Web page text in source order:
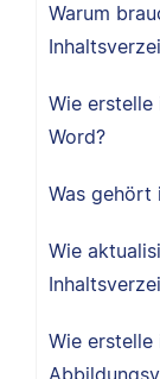
Warum
Wie erstelle
Word?
Was gehört
Wie
Wie